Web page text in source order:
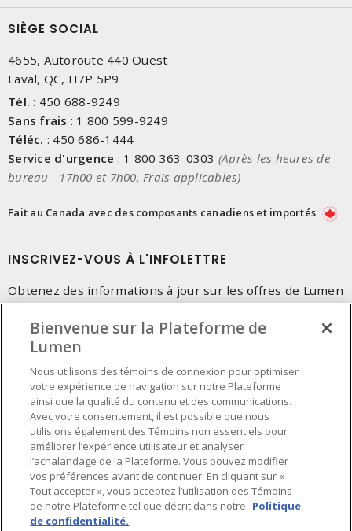
SIÈGE SOCIAL
4655, Autoroute 440 Ouest
Laval, QC, H7P 5P9
Tél. : 450 688-9249
Sans frais : 1 800 599-9249
Téléc. : 450 686-1444
Service d'urgence : 1 800 363-0303 (Après les heures de
bureau - 17h00 et 7h00, Frais applicables)
Fait au Canada avec des composants canadiens et importés
INSCRIVEZ-VOUS À L'INFOLETTRE
Obtenez des informations à jour sur les offres de Lumen
Préférences en matière de cookies
Bienvenue sur la Plateforme de
Lumen
Nous utilisons des témoins de connexion pour optimiser
votre expérience de navigation sur notre Plateforme
ainsi que la qualité du contenu et des communications.
Avec votre consentement, il est possible que nous
utilisions également des Témoins non essentiels pour
améliorer l’expérience utilisateur et analyser
l’achalandage de la Plateforme. Vous pouvez modifier
vos préférences avant de continuer. En cliquant sur «
Tout accepter », vous acceptez l’utilisation des Témoins
de notre Plateforme tel que décrit dans notre Politique
de confidentialité.